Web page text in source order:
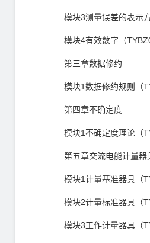
模块3测量误差的表示
模块4有效数字（
第三章数据修约
模块1数据修约规则（
第四章不确定度
模块1不确定度理论（
第五章交流电能计量器
模块1计量基准器具（
模块2计量标准器具（
模块3工作计量器具（